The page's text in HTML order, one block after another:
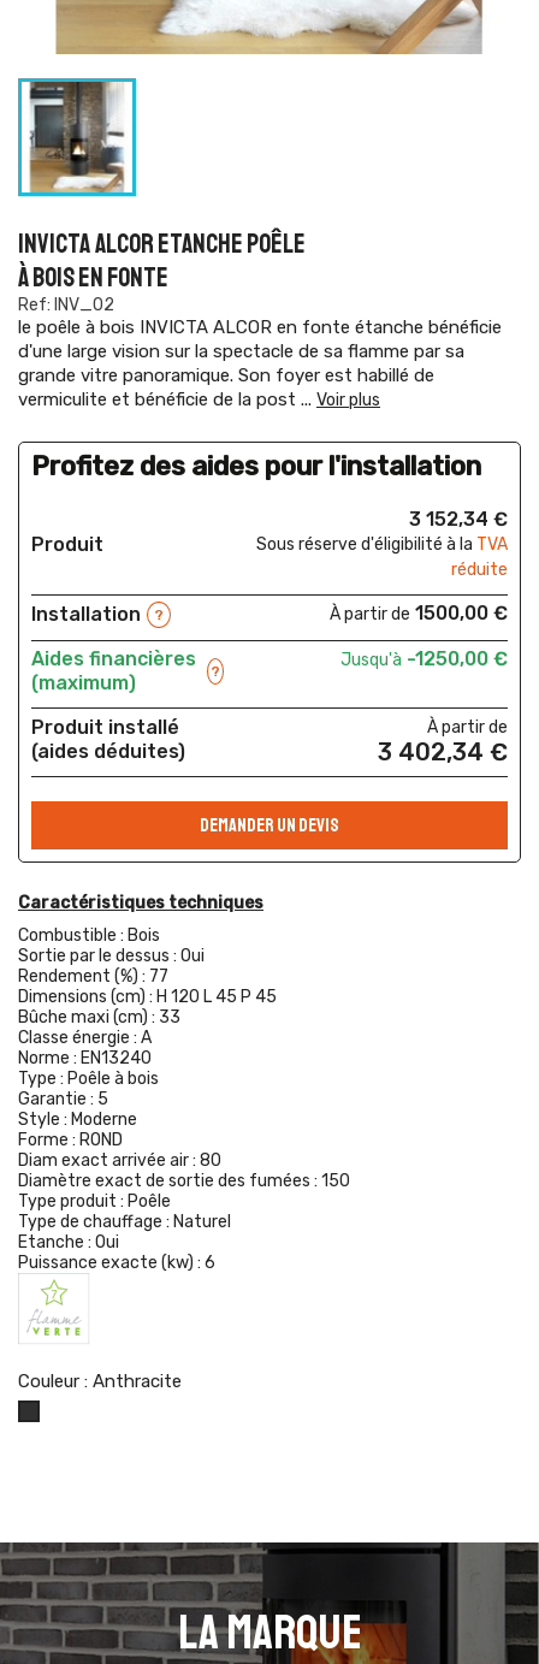
INVICTA ALCOR ETANCHE POÊLE
À BOIS EN FONTE
Ref: INV_02
le poêle à bois INVICTA ALCOR en fonte étanche bénéficie
d'une large vision sur la spectacle de sa flamme par sa
grande vitre panoramique. Son foyer est habillé de
vermiculite et bénéficie de la post ... Voir plus
Profitez des aides pour l'installation
Produit
3 152,34 €
Sous réserve d'éligibilité à la TVA
réduite
Installation ? À partir de 1500,00 €
Aides financières
(maximum)
?
Jusqu'à -1250,00 €
Produit installé
(aides déduites)
À partir de
3 402,34 €
DEMANDER UN DEVIS
Caractéristiques techniques
Combustible : Bois
Sortie par le dessus : Oui
Rendement (%) : 77
Dimensions (cm) : H 120 L 45 P 45
Bûche maxi (cm) : 33
Classe énergie : A
Norme : EN13240
Type : Poêle à bois
Garantie : 5
Style : Moderne
Forme : ROND
Diam exact arrivée air : 80
Diamètre exact de sortie des fumées : 150
Type produit : Poêle
Type de chauffage : Naturel
Etanche : Oui
Puissance exacte (kw) : 6
Couleur : Anthracite
La marque